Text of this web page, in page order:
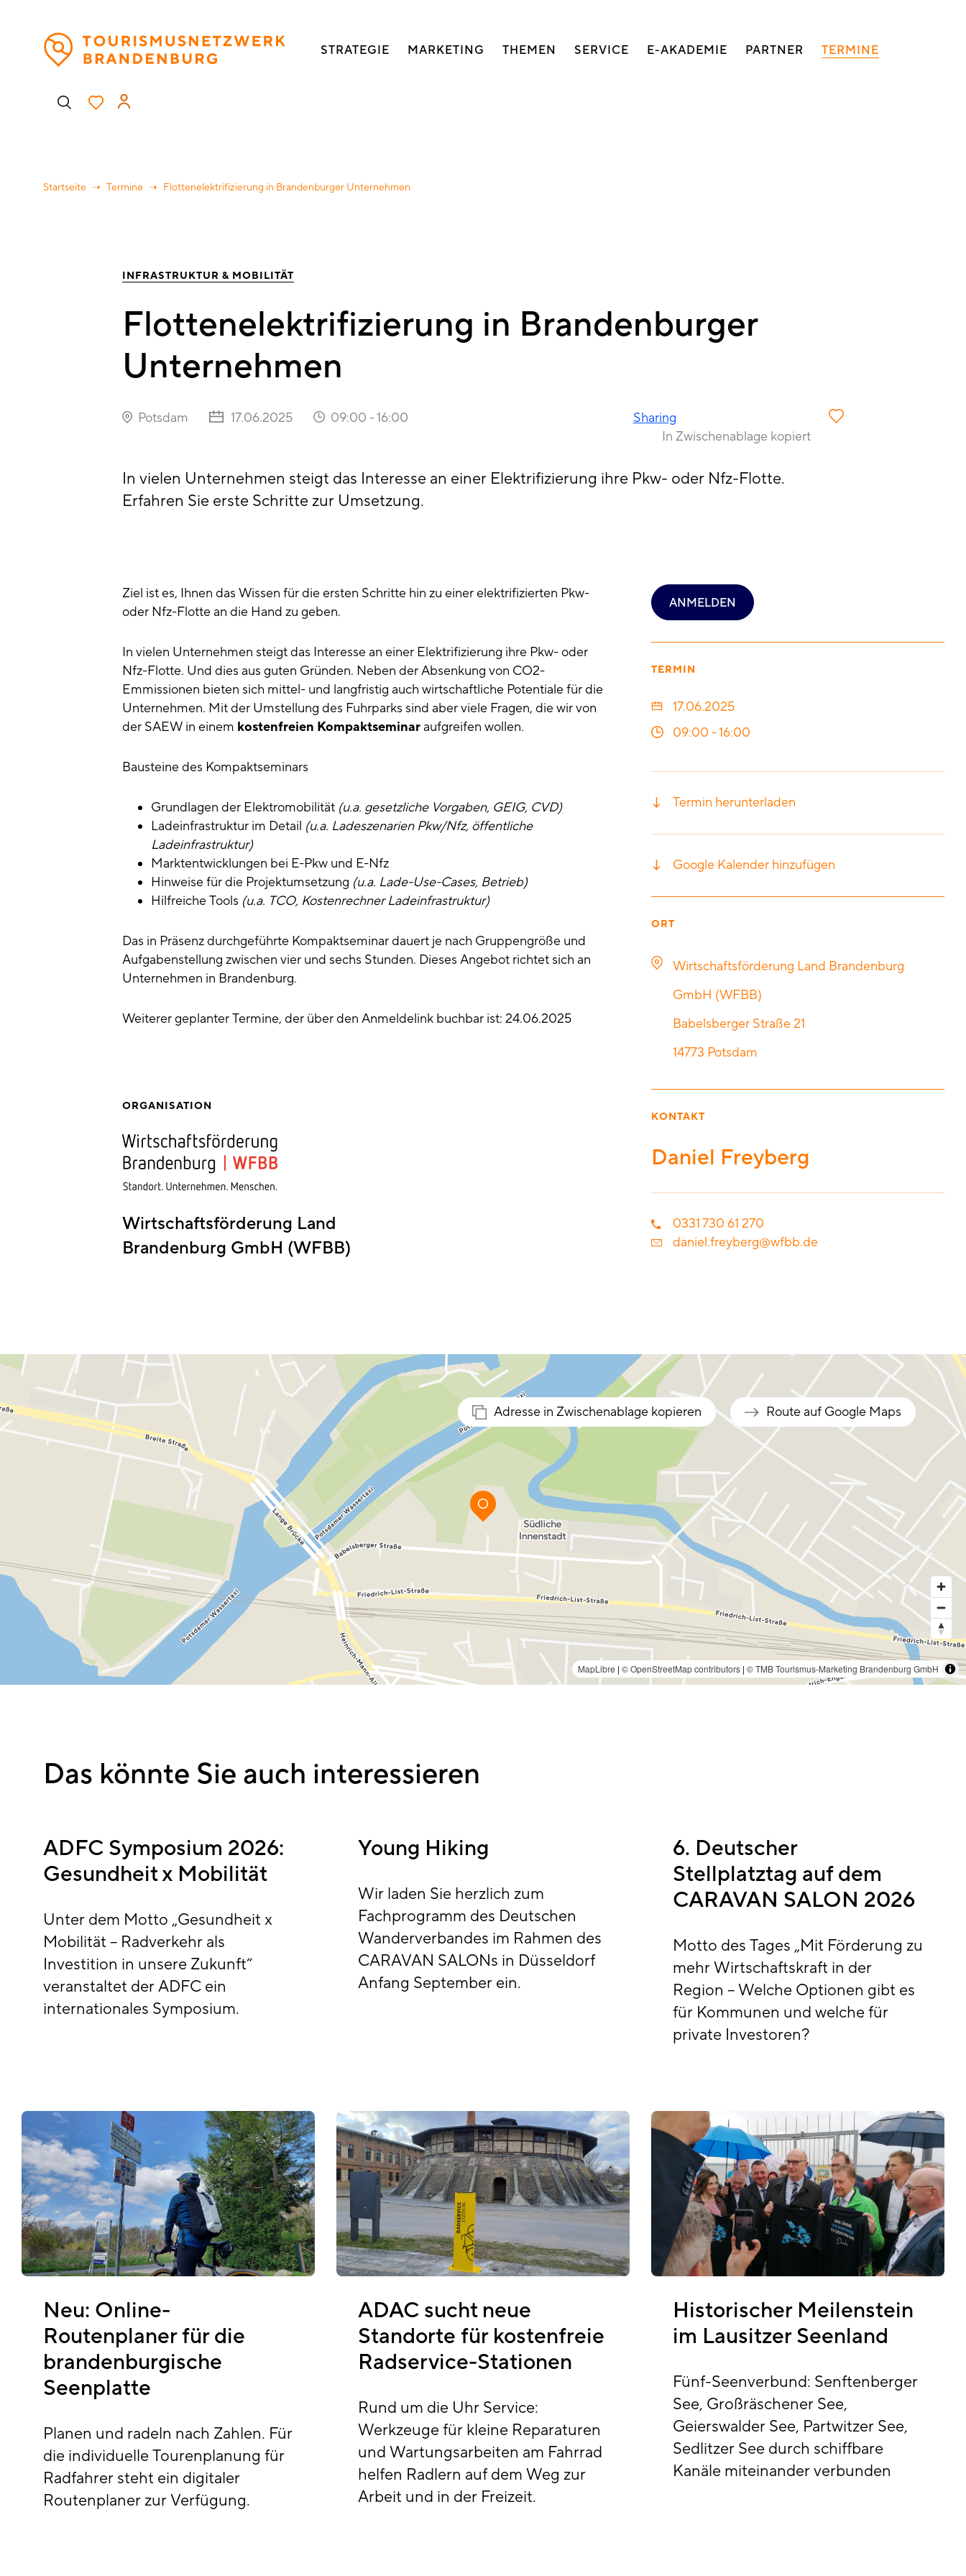
Hauptnavigation
STRATEGIE MARKETING THEMEN SERVICE E-AKADEMIE PARTNER TERMINE
Benutzermenü
Startseite Termine Flottenelektrifizierung in Brandenburger Unternehmen
INFRASTRUKTUR & MOBILITÄT
Flottenelektrifizierung in Brandenburger
Unternehmen
Potsdam 17.06.2025 09:00 -16:00
Sharing
In Zwischenablage kopiert
In vielen Unternehmen steigt das Interesse an einer Elektrifizierung ihre Pkw- oder Nfz-Flotte.
Erfahren Sie erste Schritte zur Umsetzung.
Ziel ist es, Ihnen das Wissen für die ersten Schritte hin zu einer elektrifizierten Pkw-
oder Nfz-Flotte an die Hand zu geben.
​​In vielen Unternehmen steigt das Interesse an einer Elektrifizierung ihre Pkw- oder
Nfz-Flotte. Und dies aus guten Gründen. Neben der Absenkung von CO2-
Emmissionen bieten sich mittel- und langfristig auch wirtschaftliche Potentiale für die
Unternehmen. Mit der Umstellung des Fuhrparks sind aber viele Fragen, die wir von
der SAEW in einem kostenfreien Kompaktseminaraufgreifen wollen.
Bausteine des Kompaktseminars
Grundlagen der Elektromobilität (u.a. gesetzliche Vorgaben, GEIG, CVD)
Ladeinfrastruktur im Detail (u.a. Ladeszenarien Pkw/Nfz, öffentliche
Ladeinfrastruktur)
Marktentwicklungen bei E-Pkw und E-Nfz
Hinweise für die Projektumsetzung (u.a. Lade-Use-Cases, Betrieb)
Hilfreiche Tools (u.a. TCO, Kostenrechner Ladeinfrastruktur)
Das in Präsenz durchgeführte Kompaktseminar dauert je nach Gruppengröße und
Aufgabenstellung zwischen vier und sechs Stunden. Dieses Angebot richtet sich an
Unternehmen in Brandenburg.
Weiterer geplanter Termine, der über den Anmeldelink buchbar ist: 24.06.2025
ORGANISATION
Wirtschaftsförderung Land
Brandenburg GmbH (WFBB)
ANMELDEN
TERMIN
17.06.2025
09:00 -16:00
Termin herunterladen
Google Kalender hinzufügen
ORT
Wirtschaftsförderung Land Brandenburg
GmbH (WFBB)
Babelsberger Straße 21
14773 Potsdam
KONTAKT
Daniel Freyberg
0331 730 61 270
daniel.freyberg@wfbb.de
MapLibre | © OpenStreetMap contributors | © TMB Tourismus-Marketing Brandenburg GmbH
Adresse in Zwischenablage kopieren Route auf Google Maps
Das könnte Sie auch interessieren
ADFC Symposium 2026:
Gesundheit x Mobilität
Unter dem Motto „Gesundheit x
Mobilität – Radverkehr als
Investition in unsere Zukunft“
veranstaltet der ADFC ein
internationales Symposium.
Young Hiking
Wir laden Sie herzlich zum
Fachprogramm des Deutschen
Wanderverbandes im Rahmen des
CARAVAN SALONs in Düsseldorf
Anfang September ein.
6. Deutscher
Stellplatztag auf dem
CARAVAN SALON 2026
Motto des Tages „Mit Förderung zu
mehr Wirtschaftskraft in der
Region – Welche Optionen gibt es
für Kommunen und welche für
private Investoren?
Neu: Online-
Routenplaner für die
brandenburgische
Seenplatte
Planen und radeln nach Zahlen. Für
die individuelle Tourenplanung für
Radfahrer steht ein digitaler
Routenplaner zur Verfügung.
ADAC sucht neue
Standorte für kostenfreie
Radservice-Stationen
Rund um die Uhr Service:
Werkzeuge für kleine Reparaturen
und Wartungsarbeiten am Fahrrad
helfen Radlern auf dem Weg zur
Arbeit und in der Freizeit.
Historischer Meilenstein
im Lausitzer Seenland
Fünf-Seenverbund: Senftenberger
See, Großräschener See,
Geierswalder See, Partwitzer See,
Sedlitzer See durch schiffbare
Kanäle miteinander verbunden